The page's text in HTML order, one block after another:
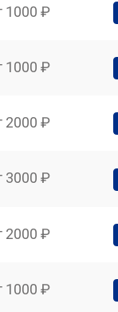
1000 ₽
1000 ₽
2000 ₽
3000 ₽
2000 ₽
1000 ₽